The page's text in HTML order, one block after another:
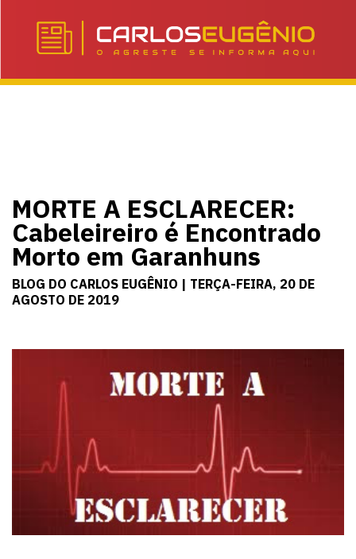
MORTE A ESCLARECER:
Cabeleireiro é Encontrado
Morto em Garanhuns
BLOG DO CARLOS EUGÊNIO | TERÇA-FEIRA, 20 DE
AGOSTO DE 2019